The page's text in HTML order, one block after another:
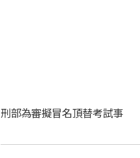
刑部為審擬冒名頂替考試事